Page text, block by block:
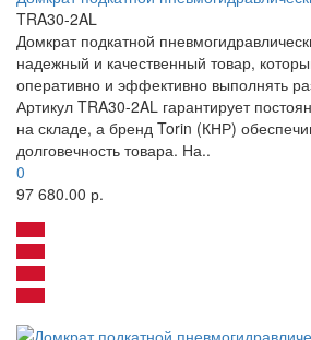
TRA30-2AL
Домкрат подкатной
надежный и качественный товар,
оперативно и эффективно выполнять
Артикул TRA30-2AL гарантирует
на складе, а бренд Torin (КНР)
долговечность товара. На..
0
97 680.00 р.